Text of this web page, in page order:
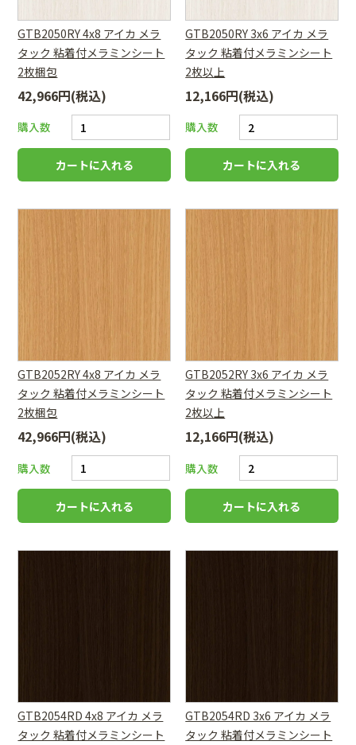
GTB2050RY 4x8 アイカ メラ
タック 粘着付メラミンシート
2枚梱包
42,966円(税込)
購入数
GTB2050RY 3x6 アイカ メラ
タック 粘着付メラミンシート
2枚以上
12,166円(税込)
購入数
GTB2052RY 4x8 アイカ メラ
タック 粘着付メラミンシート
2枚梱包
42,966円(税込)
購入数
GTB2052RY 3x6 アイカ メラ
タック 粘着付メラミンシート
2枚以上
12,166円(税込)
購入数
GTB2054RD 4x8 アイカ メラ
タック 粘着付メラミンシート
GTB2054RD 3x6 アイカ メラ
タック 粘着付メラミンシート